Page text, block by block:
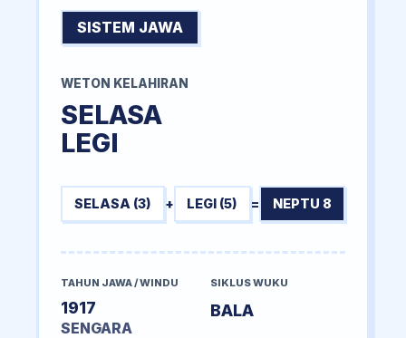
SISTEM JAWA
WETON KELAHIRAN
SELASA
LEGI
SELASA (3) + LEGI (5) = NEPTU 8
TAHUN JAWA / WINDU
1917
SENGARA
SIKLUS WUKU
BALA